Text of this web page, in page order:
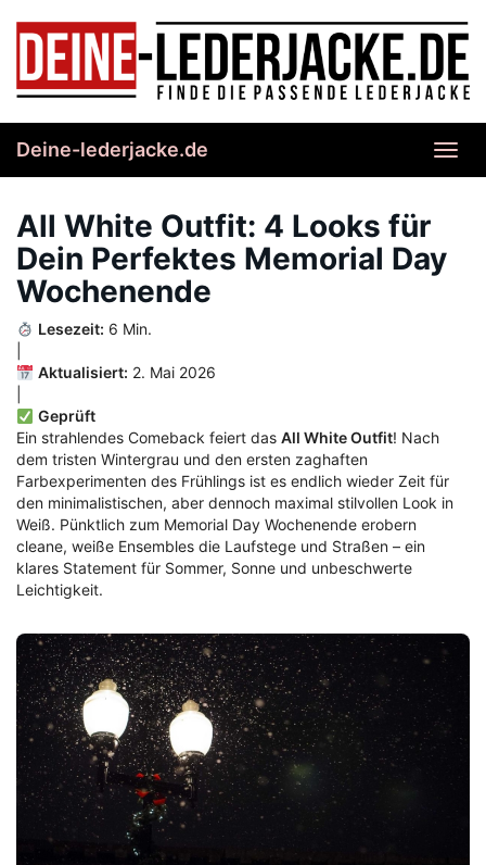
content
Deine-lederjacke.de
All White Outfit: 4 Looks für
Dein Perfektes Memorial Day
Wochenende
Lesezeit: 6 Min.
Aktualisiert: 2. Mai 2026
Geprüft
Ein strahlendes Comeback feiert das All White Outfit! Nach
dem tristen Wintergrau und den ersten zaghaften
Farbexperimenten des Frühlings ist es endlich wieder Zeit für
den minimalistischen, aber dennoch maximal stilvollen Look in
Weiß. Pünktlich zum Memorial Day Wochenende erobern
cleane, weiße Ensembles die Laufstege und Straßen – ein
klares Statement für Sommer, Sonne und unbeschwerte
Leichtigkeit.